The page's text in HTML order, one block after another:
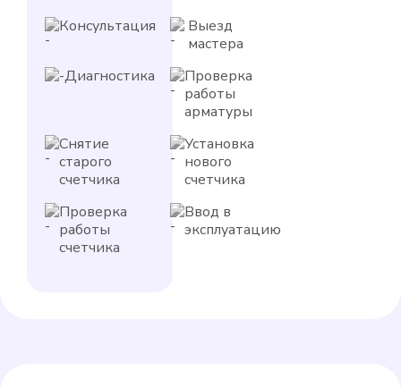
Консультация
Выезд
мастера
Диагностика
Проверка
работы
арматуры
Снятие
старого
счетчика
Установка
нового
счетчика
Проверка
работы
счетчика
Ввод в
эксплуатацию